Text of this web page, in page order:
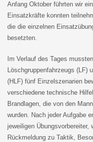
Anfang Oktober führten wir
Einsatzkräfte konnten
die die einzelnen
besetzten.
Im Verlauf des Tages
Löschgruppenfahrzeugs (LF)
(HLF) fünf Einzelszenarien
verschiedene technische
Brandlagen, die von den
wurden. Nach jeder Aufgabe
jeweiligen Übungsvorbereiter,
Rückmeldung zu Taktik,